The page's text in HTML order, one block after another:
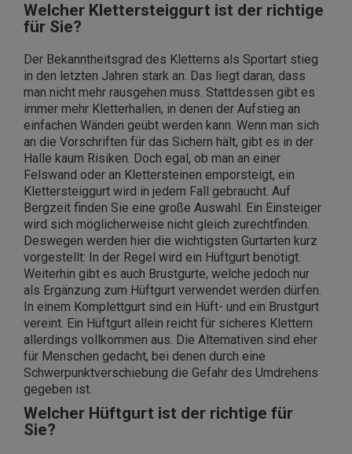
Welcher Klettersteiggurt ist der richtige
für Sie?
Der Bekanntheitsgrad des Kletterns als Sportart stieg
in den letzten Jahren stark an. Das liegt daran, dass
man nicht mehr rausgehen muss. Stattdessen gibt es
immer mehr Kletterhallen, in denen der Aufstieg an
einfachen Wänden geübt werden kann. Wenn man sich
an die Vorschriften für das Sichern hält, gibt es in der
Halle kaum Risiken. Doch egal, ob man an einer
Felswand oder an Klettersteinen emporsteigt, ein
Klettersteiggurt wird in jedem Fall gebraucht. Auf
Bergzeit finden Sie eine große Auswahl. Ein Einsteiger
wird sich möglicherweise nicht gleich zurechtfinden.
Deswegen werden hier die wichtigsten Gurtarten kurz
vorgestellt: In der Regel wird ein Hüftgurt benötigt.
Weiterhin gibt es auch Brustgurte, welche jedoch nur
als Ergänzung zum Hüftgurt verwendet werden dürfen.
In einem Komplettgurt sind ein Hüft- und ein Brustgurt
vereint. Ein Hüftgurt allein reicht für sicheres Klettern
allerdings vollkommen aus. Die Alternativen sind eher
für Menschen gedacht, bei denen durch eine
Schwerpunktverschiebung die Gefahr des Umdrehens
gegeben ist.
Welcher Hüftgurt ist der richtige für
Sie?